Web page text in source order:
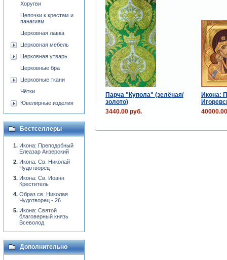
Парча "Купола" (зелёная/
золото)
Икона:
3440.00 руб.
Хоругви
Цепочки к крестам и
панагиям
Церковная лавка
Церковная мебель
Церковная утварь
Церковные бра
Церковные ткани
Чётки
Ювелирные изделия
Бестселлеры
Икона: Преподобный
Елеазар Анзерский
Икона: Св. Николай
Чудотворец
Икона: Св. Иоанн
Креститель
Образ св. Николая
Чудотворец - 26
Икона: Святой
благоверный князь
Всеволод
Дополнительно